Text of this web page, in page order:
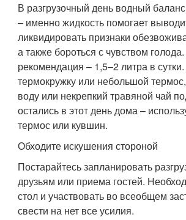
В разгрузочный день водный
– именно жидкость помогает
ликвидировать признаки
а также бороться с чувством
рекомендация – 1,5–2 литра в
термокружку или небольшой
воду или некрепкий травяной чай
остались в этот день дома –
термос или кувшин.
Обходите искушения стороной
Постарайтесь запланировать
друзьям или приема гостей.
стол и участвовать во всеобщем
свести на нет все усилия.